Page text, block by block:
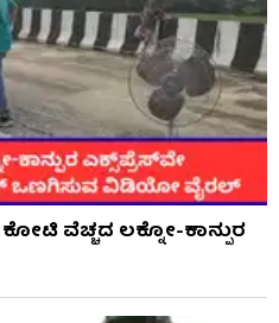
ವೆಚ್ಚದ ಲಕ್ನೋ-ಕಾನ್ಪುರ